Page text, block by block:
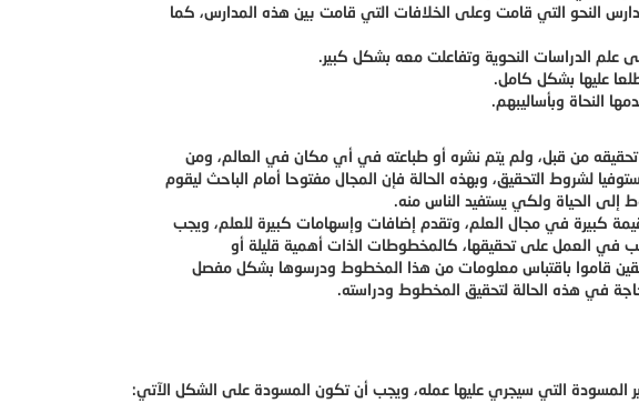
النحو التي قامت وعلى الخلافات التي قامت بين هذه المدارس، كما
الدراسات النحوية وتفاعلت معه بشكل كبير.
عليها بشكل كامل.
النحاة وبأساليبهم.
من قبل، ولم يتم نشره أو طباعته في أي مكان في العالم، ومن
لشروط التحقيق، وبهذه الحالة فإن المجال مفتوحا أمام الباحث ليقوم
الحياة ولكي يستفيد الناس منه.
كبيرة في مجال العلم، وتقدم إضافات وإسهامات كبيرة للعلم، ويجب
في العمل على تحقيقها، كالمخطوطات الذات أهمية قليلة أو
قاموا باقتباس معلومات من هذا المخطوط ودرسوها بشكل مفصل
في هذه الحالة لتحقيق المخطوط ودراسته.
المسودة التي سيجري عليها عمله، ويجب أن تكون المسودة على الشكل الآتي: